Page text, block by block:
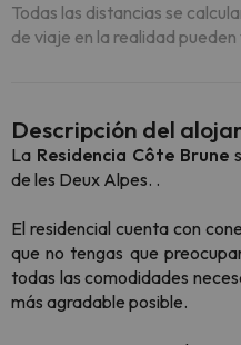
Todas las distancias se
de viaje en la realidad pueden
Descripción del
La Residencia Côte Brune
de les Deux Alpes. .
El residencial cuenta con
que no tengas que
todas las comodidades
más agradable posible.